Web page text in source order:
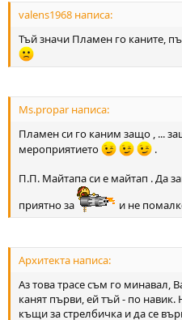
valens1968 написа:
Тъй значи Пламен го каните,
Ms.propar написа:
Пламен си го каним защо , ...
мероприятието
.
П.П. Майтапа си е майтап . Да
приятно за
и не
Архитекта написа:
Аз това трасе съм го минавал,
канят първи, ей тъй - по навик.
къщи за стрелбичка и да се